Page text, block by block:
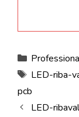
Sildid
LED-riba-
pcb
LED-